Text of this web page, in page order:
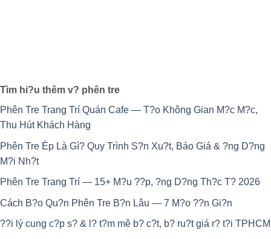
Tìm hi?u thêm v? phên tre
Phên Tre Trang Trí Quán Cafe — T?o Không Gian M?c M?c,
Thu Hút Khách Hàng
Phên Tre Ép Là Gì? Quy Trình S?n Xu?t, Báo Giá & ?ng D?ng
M?i Nh?t
Phên Tre Trang Trí — 15+ M?u ??p, ?ng D?ng Th?c T? 2026
Cách B?o Qu?n Phên Tre B?n Lâu — 7 M?o ??n Gi?n
??i lý cung c?p s? & l? t?m mê b? c?t, b? ru?t giá r? t?i TPHCM